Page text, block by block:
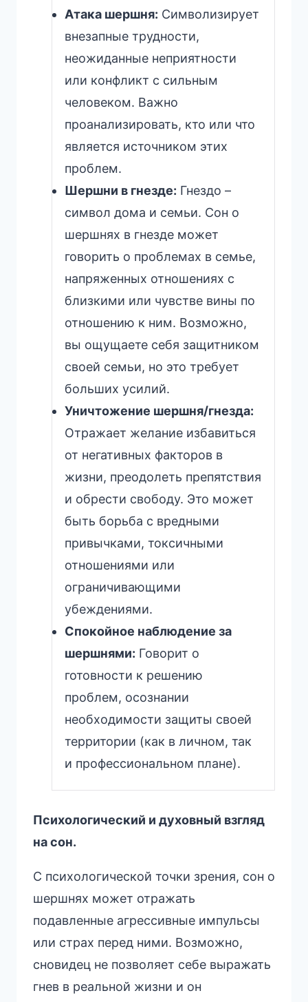
Атака шершня: Символизирует
внезапные трудности,
неожиданные неприятности
или конфликт с сильным
человеком. Важно
проанализировать, кто или что
является источником этих
проблем.
Шершни в гнезде: Гнездо –
символ дома и семьи. Сон о
шершнях в гнезде может
говорить о проблемах в семье,
напряженных отношениях с
близкими или чувстве вины по
отношению к ним. Возможно,
вы ощущаете себя защитником
своей семьи, но это требует
больших усилий.
Уничтожение шершня/гнезда:
Отражает желание избавиться
от негативных факторов в
жизни, преодолеть препятствия
и обрести свободу. Это может
быть борьба с вредными
привычками, токсичными
отношениями или
ограничивающими
убеждениями.
Спокойное наблюдение за
шершнями: Говорит о
готовности к решению
проблем, осознании
необходимости защиты своей
территории (как в личном, так
и профессиональном плане).
Психологический и духовный взгляд
на сон.
С психологической точки зрения, сон о
шершнях может отражать
подавленные агрессивные импульсы
или страх перед ними. Возможно,
сновидец не позволяет себе выражать
гнев в реальной жизни и он